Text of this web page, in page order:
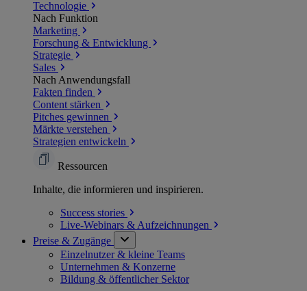
Technologie
Nach Funktion
Marketing
Forschung & Entwicklung
Strategie
Sales
Nach Anwendungsfall
Fakten finden
Content stärken
Pitches gewinnen
Märkte verstehen
Strategien entwickeln
Ressourcen
Inhalte, die informieren und inspirieren.
Success stories
Live-Webinars & Aufzeichnungen
Preise & Zugänge
Einzelnutzer & kleine Teams
Unternehmen & Konzerne
Bildung & öffentlicher Sektor